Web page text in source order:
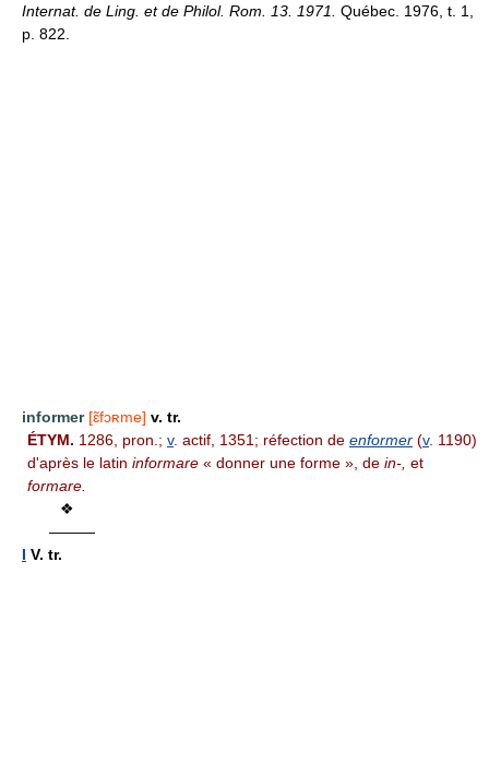
Internat. de Ling. et de Philol. Rom. 13. 1971. Québec. 1976, t. 1,
p. 822.
informer [ɛ̃fɔʀme] v. tr.
ÉTYM. 1286, pron.; v. actif, 1351; réfection de enformer (v. 1190)
d'après le latin informare « donner une forme », de in-, et
formare.
❖
———
I V. tr.